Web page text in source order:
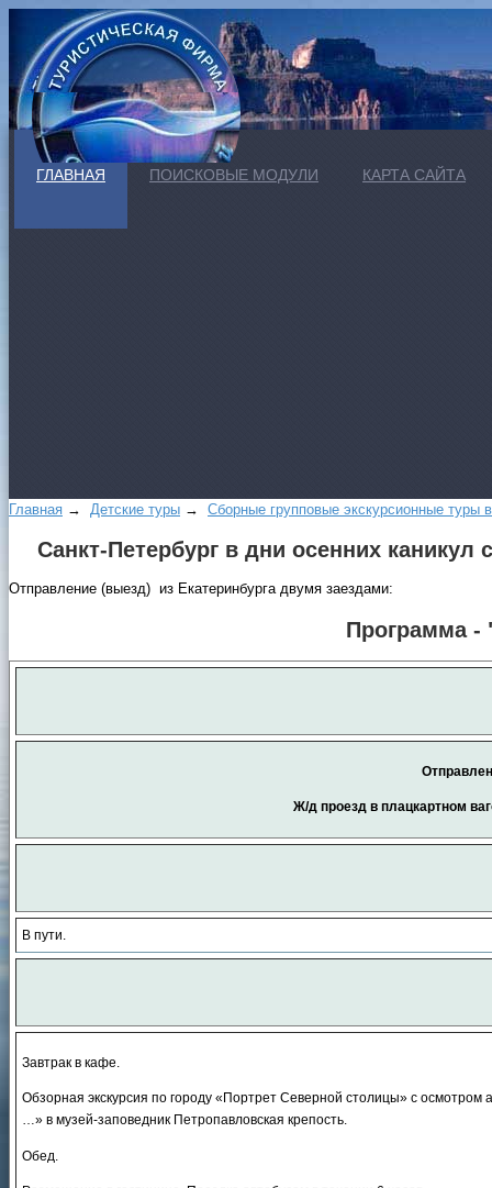
ГЛАВНАЯ ПОИСКОВЫЕ МОДУЛИ КАРТА САЙТА
Главная → Детские туры → Сборные групповые экскурсионные туры
Санкт-Петербург в дни осенних
Отправление (выезд) из Екатеринбурга двумя заездами:
Программа -
Ж/д проезд в плацкартном
В пути.
Завтрак в кафе.
Обзорная экскурсия по городу «Портрет Северной столицы» с осмотром
…» в музей-заповедник Петропавловская крепость.
Обед.